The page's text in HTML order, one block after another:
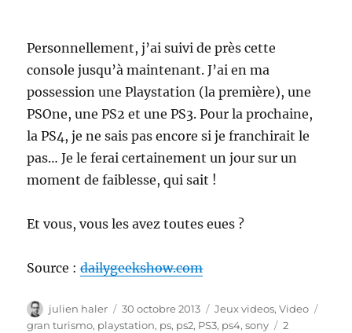
Personnellement, j’ai suivi de près cette
console jusqu’à maintenant. J’ai en ma
possession une Playstation (la première), une
PSOne, une PS2 et une PS3. Pour la prochaine,
la PS4, je ne sais pas encore si je franchirait le
pas… Je le ferai certainement un jour sur un
moment de faiblesse, qui sait !
Et vous, vous les avez toutes eues ?
Source :dailygeekshow.com
Auteur
julien haler
Publié
le
30 octobre 2013 Catégories
Jeux videos,Video
gran turismo, playstation, ps, ps2, PS3, ps4,sony
2